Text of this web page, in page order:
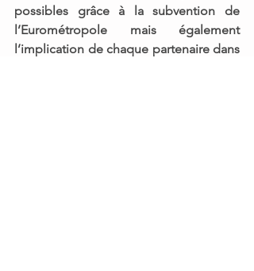
l’Eurométropole mais également
l’implication de chaque partenaire dans